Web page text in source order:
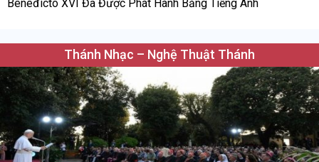
Bênêđíctô XVI Đã Được Phát Hành Bằng Tiếng Anh
Thánh Nhạc – Nghệ Thuật Thánh